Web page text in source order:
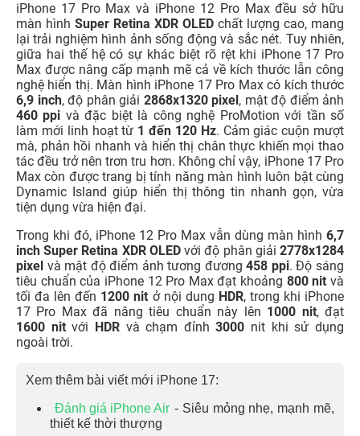
iPhone 17 Pro Max và iPhone 12 Pro Max đều sở hữu
màn hình Super Retina XDR OLED chất lượng cao, mang
lại trải nghiệm hình ảnh sống động và sắc nét. Tuy nhiên,
giữa hai thế hệ có sự khác biệt rõ rệt khi iPhone 17 Pro
Max được nâng cấp mạnh mẽ cả về kích thước lẫn công
nghệ hiển thị. Màn hình iPhone 17 Pro Max có kích thước
6,9 inch, độ phân giải 2868x1320 pixel, mật độ điểm ảnh
460 ppi và đặc biệt là công nghệ ProMotion với tần số
làm mới linh hoạt từ 1 đến 120 Hz. Cảm giác cuộn mượt
mà, phản hồi nhanh và hiển thị chân thực khiến mọi thao
tác đều trở nên trơn tru hơn. Không chỉ vậy, iPhone 17 Pro
Max còn được trang bị tính năng màn hình luôn bật cùng
Dynamic Island giúp hiển thị thông tin nhanh gọn, vừa
tiện dụng vừa hiện đại.
Trong khi đó, iPhone 12 Pro Max vẫn dùng màn hình 6,7
inch Super Retina XDR OLEDvới độ phân giải 2778x1284
pixel và mật độ điểm ảnh tương đương458 ppi. Độ sáng
tiêu chuẩn của iPhone 12 Pro Max đạt khoảng 800 nitvà
tối đa lên đến 1200 nit ở nội dung HDR, trong khi iPhone
17 Pro Max đã nâng tiêu chuẩn này lên 1000 nit, đạt
1600 nitvới HDR và chạm đỉnh 3000 nit khi sử dụng
ngoài trời.
Xem thêm bài viết mới iPhone 17:
Đánh giá iPhone Air - Siêu mỏng nhẹ, mạnh mẽ,
thiết kế thời thượng